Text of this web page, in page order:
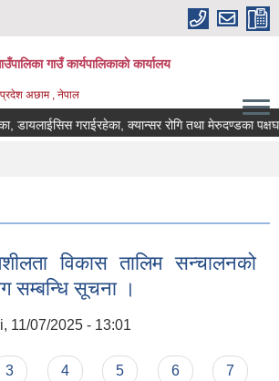
गाउँ कार्यपालिकाकाे कार्यालय
अछाम , नेपाल
गराईरहेका, क्यान्सर रोगि तथा मेरुदण्डका
विकास तालिम सन्चालनको
सम्बन्धि सूचना ।
11/07/2025 - 13:01
आवेदन माग सम्बन्धि सूचना ।
3 4 5 6
7